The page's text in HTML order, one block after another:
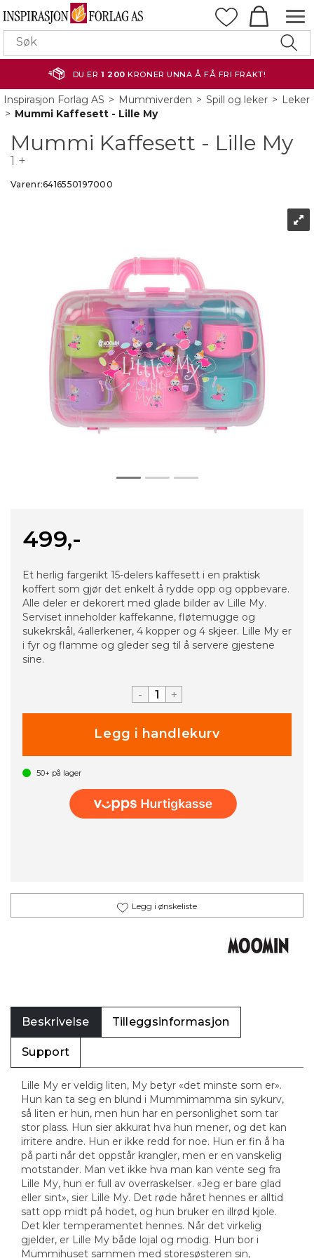
DU ER1 200 KRONER UNNA Å FÅ FRI FRAKT!
Inspirasjon Forlag AS> Mummiverden>Spill og leker> Leker
>Mummi Kaffesett - Lille My
Mummi Kaffesett - Lille My
1 +
Varenr:6416550197000
499,-
Et herlig fargerikt 15-delers kaffesett i en praktisk
koffert som gjør det enkelt å rydde opp og oppbevare.
Alle deler er dekorert med glade bilder av Lille My.
Serviset inneholder kaffekanne, fløtemugge og
sukekrskål, 4allerkener, 4 kopper og 4 skjeer. Lille My er
i fyr og flamme og gleder seg til å servere gjestene
sine.
- +
50+ på lager
Legg i ønskeliste
Beskrivelse Tilleggsinformasjon
Support
Lille My er veldig liten, My betyr «det minste som er».
Hun kan ta seg en blund i Mummimamma sin sykurv,
så liten er hun, men hun har en personlighet som tar
stor plass. Hun sier akkurat hva hun mener, og det kan
irritere andre. Hun er ikke redd for noe. Hun er fin å ha
på parti når det oppstår krangler, men er en vanskelig
motstander. Man vet ikke hva man kan vente seg fra
Lille My, hun er full av overraskelser. «Jeg er bare glad
eller sint», sier Lille My. Det røde håret hennes er alltid
satt opp midt på hodet, og hun bruker en illrød kjole.
Det kler temperamentet hennes. Når det virkelig
gjelder, er Lille My både lojal og modig. Hun bor i
Mummihuset sammen med storesøsteren sin,